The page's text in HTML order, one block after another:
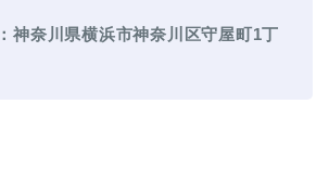
神奈川県横浜市神奈川区守屋町1丁